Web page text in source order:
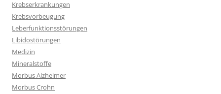
Krebserkrankungen
Krebsvorbeugung
Leberfunktionsstörungen
Libidostörungen
Medizin
Mineralstoffe
Morbus Alzheimer
Morbus Crohn